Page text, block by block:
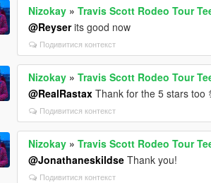
Nizokay »Travis Scott Rodeo Tour
@Reyserits good now
Подивитися контекст
Nizokay »Travis Scott Rodeo Tour
@RealRastax Thank for the 5 stars too
Подивитися контекст
Nizokay »Travis Scott Rodeo Tour
@Jonathaneskildse Thank you!
Подивитися контекст